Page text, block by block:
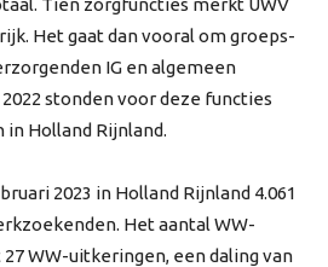
Tien zorgfuncties merkt UWV
Het gaat dan vooral om groeps-
IG en algemeen
stonden voor deze functies
in Holland Rijnland.
2023 in Holland Rijnland 4.061
Het aantal WW-
WW-uitkeringen, een daling van